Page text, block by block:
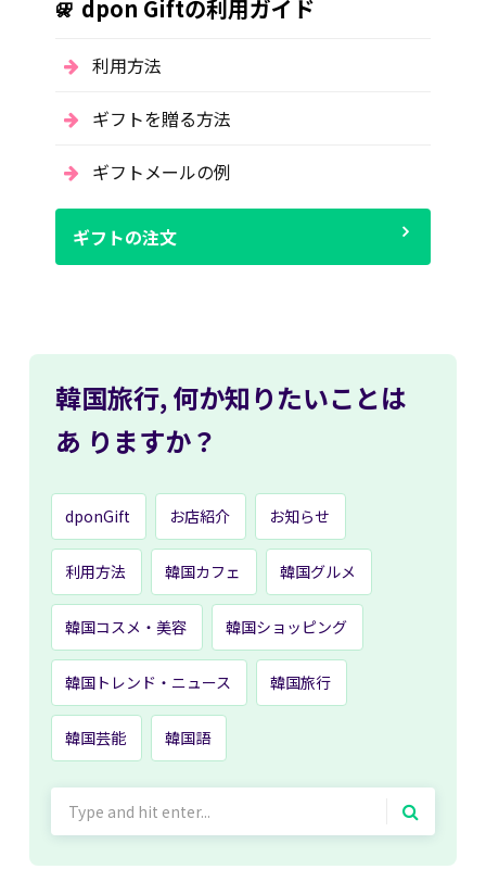
dpon Giftの利用ガイド
利用方法
ギフトを贈る方法
ギフトメールの例
ギフトの注文
韓国旅行, 何か知りたいことは
あ りますか？
dponGift お店紹介 お知らせ
利用方法 韓国カフェ 韓国グルメ
韓国コスメ・美容 韓国ショッピング
韓国トレンド・ニュース 韓国旅行
韓国芸能 韓国語